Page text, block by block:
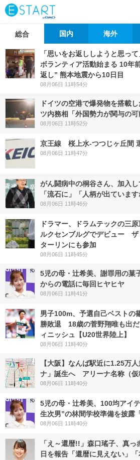
総合 国内 海外
「思いをお返ししようと思っ
ボランティア活動始まる 10年
返し” 熊本地震から10日目
08月06日 11時54分
ドイツの空港で爆発物を搭載
ツ内務相「外国勢力が関与の可
08月06日 11時52分
京王線 桜上水-つつじヶ丘間
08月06日 11時47分
がん闘病中の桐谷さん、加入
「流石に」「人柄が出ています
08月06日 11時46分
ドラマー、ドラムテックの三
ルクセンブルグでデビュー ザ
ターリンにも参加
08月06日 11時45分
5児の母・辻希美、謝罪用の
からの電話に毎回ヒヤヒヤ
08月06日 11時41分
男子100m、予選自己ベストの
勝敗退 18歳の菅野翔唯も出
ィニッシュ【U20世界陸上】
08月06日 11時40分
【大阪】なんば駅近に1.25万
ナ」誕生へ アリーナ名称（仮
08月06日 11時40分
5児の母・辻希美、100均アイ
生次男”の林間学校準備を披露
08月06日 11時40分
「え～還暦!!」森口瑤子、真
日を報告「還暦に見えない」